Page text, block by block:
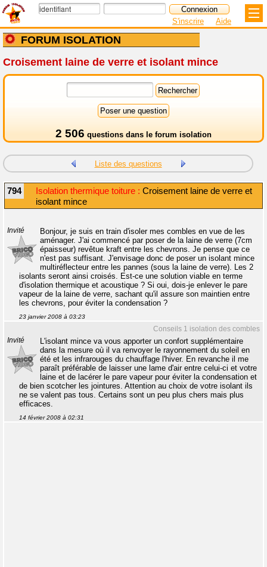
FORUM ISOLATION
S'inscrire Aide
Croisement laine de verre et isolant mince
2 506 questions dans le forum isolation
Liste des questions
794 Isolation thermique toiture : Croisement laine de verre et
isolant mince
Invité
Bonjour, je suis en train d'isoler mes combles en vue de les
aménager. J'ai commencé par poser de la laine de verre (7cm
épaisseur) revêtue kraft entre les chevrons. Je pense que ce
n'est pas suffisant. J'envisage donc de poser un isolant mince
multiréflecteur entre les pannes (sous la laine de verre). Les 2
isolants seront ainsi croisés. Est-ce une solution viable en terme
d'isolation thermique et acoustique ? Si oui, dois-je enlever le pare
vapeur de la laine de verre, sachant qu'il assure son maintien entre
les chevrons, pour éviter la condensation ?
23 janvier 2008 à 03:23
Conseils 1 isolation des combles
Invité
L'isolant mince va vous apporter un confort supplémentaire
dans la mesure où il va renvoyer le rayonnement du soleil en
été et les infrarouges du chauffage l'hiver. En revanche il me
paraît préférable de laisser une lame d'air entre celui-ci et votre
laine et de lacérer le pare vapeur pour éviter la condensation et
de bien scotcher les jointures. Attention au choix de votre isolant ils
ne se valent pas tous. Certains sont un peu plus chers mais plus
efficaces.
14 février 2008 à 02:31